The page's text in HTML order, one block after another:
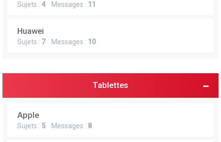
Sujets : 4Messages : 11
Huawei
Sujets : 7Messages : 10
Tablettes
Apple
Sujets : 5 Messages : 8